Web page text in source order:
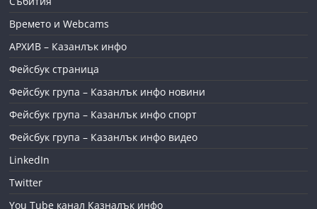
Времето и Webcams
АРХИВ – Казанлък инфо
Фейсбук страница
Фейсбук група – Казанлък инфо новини
Фейсбук група – Казанлък инфо спорт
Фейсбук група – Казанлък инфо видео
LinkedIn
Twitter
You Tube канал Казналък инфо